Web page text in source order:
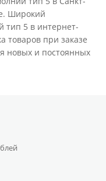
Широкий
тип 5 в интернет-
товаров при заказе
новых и постоянных